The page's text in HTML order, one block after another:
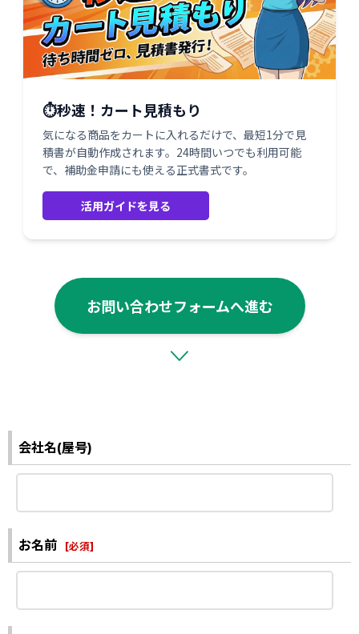
⏱️秒速！カート見積もり
気になる商品をカートに入れるだけで、最短1分で見
積書が自動作成されます。24時間いつでも利用可能
で、補助金申請にも使える正式書式です。
活用ガイドを見る
お問い合わせフォームへ進む
会社名(屋号)
お名前 [必須]